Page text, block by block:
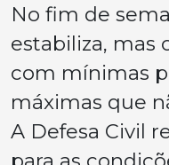
No fim de
estabiliza, mas
com mínimas
máximas que
A Defesa Civil